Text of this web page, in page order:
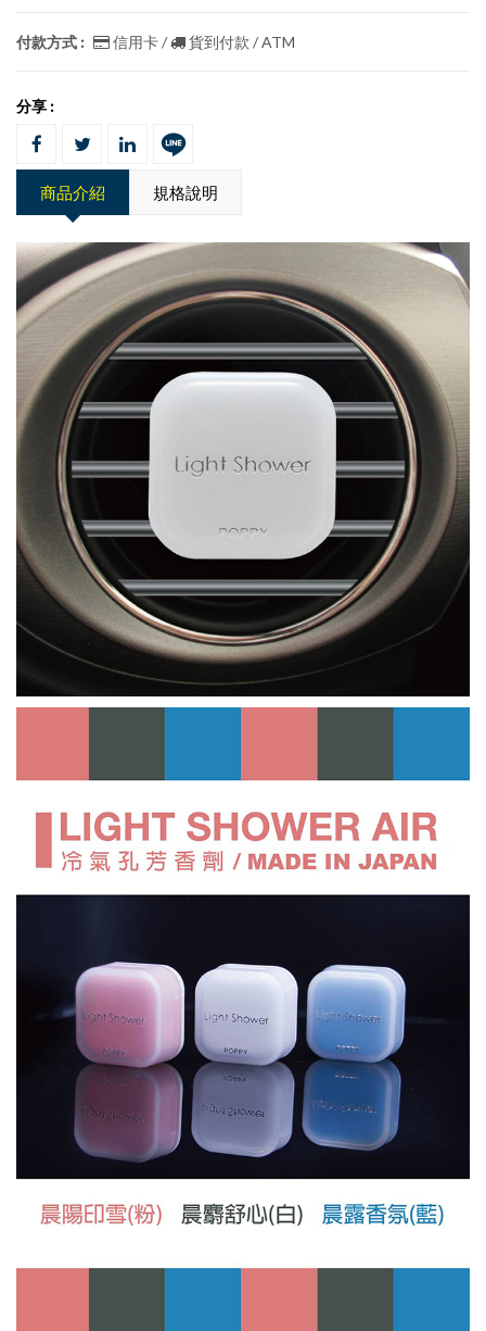
付款方式 : 信用卡 / 貨到付款 / ATM
分享 :
商品介紹 規格說明